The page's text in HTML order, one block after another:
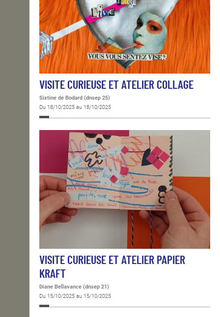
VISITE CURIEUSE ET ATELIER COLLAGE
Sixtine de Bodard (dnsep 25)
Du 18/10/2025 au 18/10/2025
VISITE CURIEUSE ET ATELIER PAPIER
KRAFT
Diane Bellavance (dnsep 21)
Du 15/10/2025 au 15/10/2025